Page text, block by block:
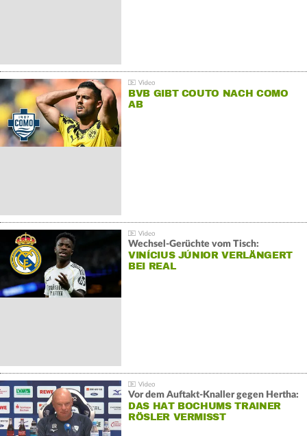
BVB GIBT COUTO NACH COMO
AB
Wechsel-Gerüchte vom Tisch:
VINÍCIUS JÚNIOR VERLÄNGERT
BEI REAL
Vor dem Auftakt-Knaller gegen Hertha:
DAS HAT BOCHUMS TRAINER
RÖSLER VERMISST